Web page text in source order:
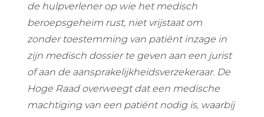
de hulpverlener op wie het medisch
beroepsgeheim rust, niet vrijstaat om
zonder toestemming van patiënt inzage in
zijn medisch dossier te geven aan een jurist
of aan de aansprakelijkheidsverzekeraar. De
Hoge Raad overweegt dat een medische
machtiging van een patiënt nodig is, waarbij